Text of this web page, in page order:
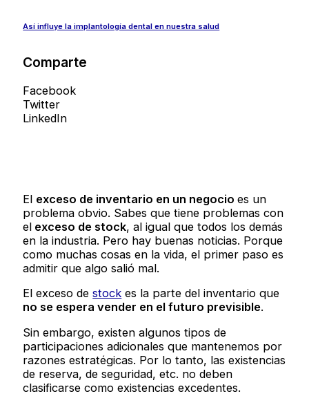
Así influye la implantología dental en nuestra salud
Comparte
Facebook
Twitter
LinkedIn
El exceso de inventario en un negocioes un
problema obvio. Sabes que tiene problemas con
el exceso destock, al igual que todos los demás
en la industria. Pero hay buenas noticias. Porque
como muchas cosas en la vida, el primer paso es
admitir que algo salió mal.
El exceso destock es la parte del inventario que
no se espera vender en el futuro previsible.
Sin embargo, existen algunos tipos de
participaciones adicionales que mantenemos por
razones estratégicas. Por lo tanto, las existencias
de reserva, de seguridad, etc. no deben
clasificarse como existencias excedentes.